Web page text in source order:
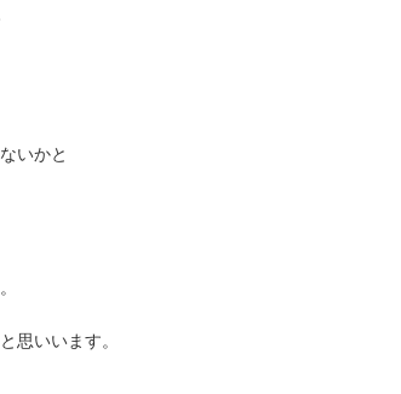
いかと
思いいます。